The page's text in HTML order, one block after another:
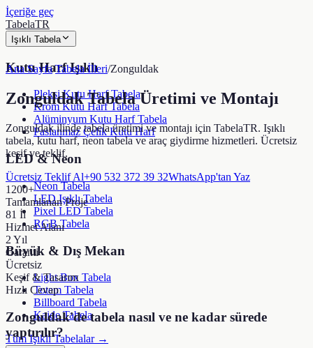
İçeriğe geç
TabelaTR
Işıklı Tabela
Kutu Harf Işıklı
Pleksi Kutu Harf Tabela
Krom Kutu Harf Tabela
Alüminyum Kutu Harf Tabela
Paslanmaz Çelik Kutu Harf
LED & Neon
Neon Tabela
LED Işıklı Tabela
Pixel LED Tabela
RGB Tabela
Büyük & Dış Mekan
Light Box Tabela
Totem Tabela
Billboard Tabela
Kaide Tabela
Tüm Işıklı Tabelalar →
Ana Sayfa/Tabela İlleri/Zonguldak
ZonguldakTabela Üretimi ve Montajı
Zonguldak ilinde tabela üretimi ve montajı için TabelaTR. Işıklı
tabela, kutu harf, neon tabela ve araç giydirme hizmetleri. Ücretsiz
keşif ve teklif.
Ücretsiz Teklif Al+90 532 372 39 32WhatsApp'tan Yaz
1200+
Tamamlanan Proje
81 İl
Hizmet Alanı
2 Yıl
Garanti
Ücretsiz
Keşif & Tasarım
Hızlı Cevap
Zonguldak'de tabela nasıl ve ne kadar sürede
yaptırılır?